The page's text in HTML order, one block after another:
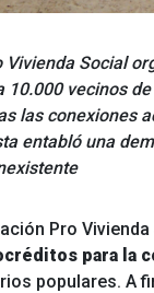
Vivienda Social
10.000 vecinos
las conexiones
entabló una
Pro
para la
populares. A